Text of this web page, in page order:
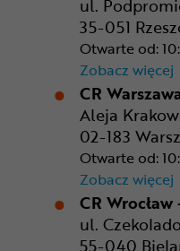
ul.
35-051
Otwarte od:
Zobacz więcej
CR
Aleja
02-183
Otwarte od:
Zobacz więcej
CR
ul.
55-040